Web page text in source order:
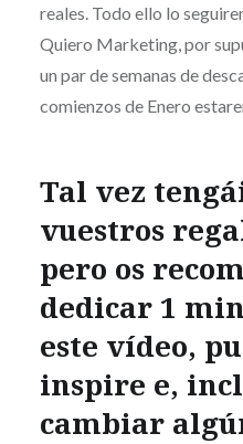
reales. Todo ello lo
Quiero Marketing, por
un par de semanas de
comienzos de Enero
Tal vez
vuestros
pero os
dedicar 1
este vídeo,
inspire e,
cambiar